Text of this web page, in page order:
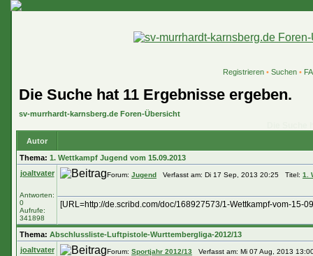
Registrieren• Suchen•
Die Suche hat 11 Ergebnisse ergeben.
sv-murrhardt-karnsberg.de Foren-Übersicht
Autor
Thema: 1. Wettkampf Jugend vom 15.09.2013
joaltvater
Antworten:
0
Aufrufe:
341898
Forum: Jugend Verfasst am: Di 17 Sep, 2013 20:25 Titel: 1.
[URL=http://de.scribd.com/doc/168927573/1-Wettkampf-vom-15-
Thema: Abschlussliste-Luftpistole-Wurttembergliga-2012/13
joaltvater
Forum: Sportjahr 2012/13 Verfasst am: Mi 07 Aug, 2013